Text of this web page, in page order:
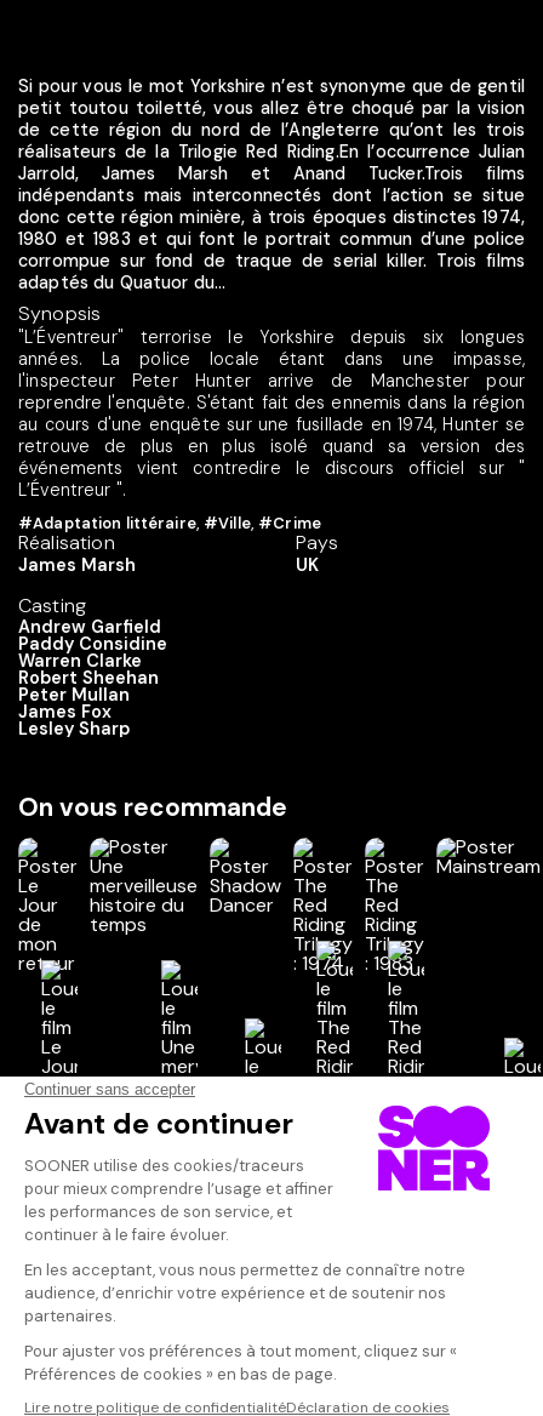
Si pour vous le mot Yorkshire n’est synonyme que de gentil
petit toutou toiletté, vous allez être choqué par la vision
de cette région du nord de l’Angleterre qu’ont les trois
réalisateurs de la Trilogie Red Riding.En l’occurrence Julian
Jarrold, James Marsh et Anand Tucker.Trois films
indépendants mais interconnectés dont l’action se situe
donc cette région minière, à trois époques distinctes 1974,
1980 et 1983 et qui font le portrait commun d’une police
corrompue sur fond de traque de serial killer. Trois films
adaptés du Quatuor du...
Synopsis
"L’Éventreur" terrorise le Yorkshire depuis six longues
années. La police locale étant dans une impasse,
l'inspecteur Peter Hunter arrive de Manchester pour
reprendre l'enquête. S'étant fait des ennemis dans la région
au cours d'une enquête sur une fusillade en 1974, Hunter se
retrouve de plus en plus isolé quand sa version des
événements vient contredire le discours officiel sur "
L’Éventreur ".
#Adaptation littéraire, #Ville, #Crime
Réalisation
James Marsh
Casting
Andrew Garfield
Paddy Considine
Warren Clarke
Robert Sheehan
Peter Mullan
James Fox
Lesley Sharp
Pays
UK
On vous recommande
Vos avis
Donnez votre avis
Votre note
Votre commentaire
Il faut vous connecter pour
publier un avis